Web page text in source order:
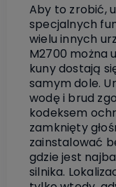
Aby to zrobić,
specjalnych
wielu innych
M2700 można
kuny dostają
samym dole.
wodę i brud
kodeksem
zamknięty
zainstalować
gdzie jest
silnika.